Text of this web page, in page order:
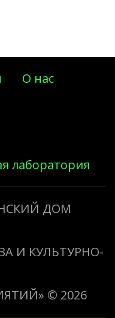
О нас
лаборатория
ДОМ
И КУЛЬТУРНО-
© 2026